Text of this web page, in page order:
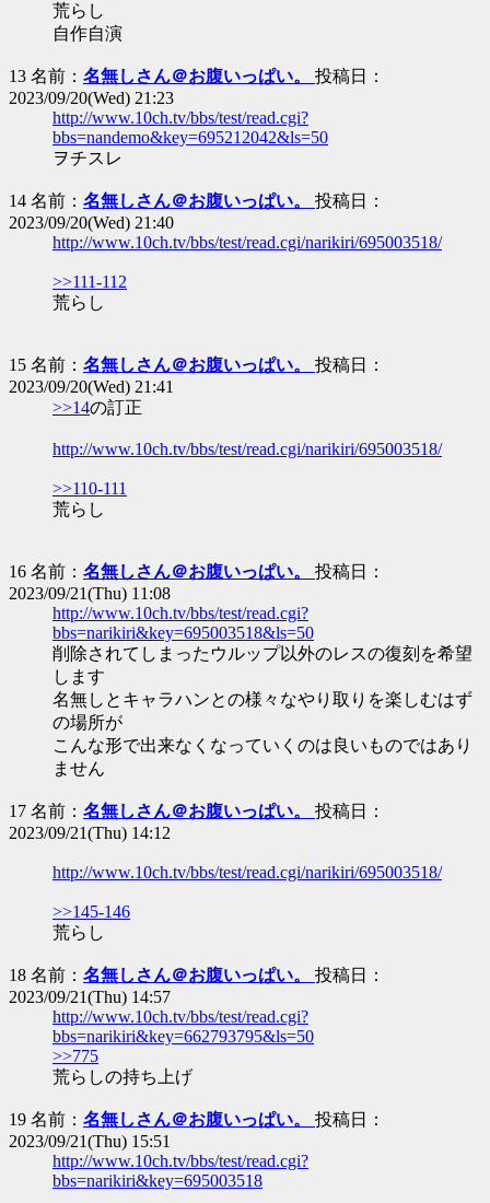
荒らし
自作自演
13 名前： 名無しさん＠お腹いっぱい。 投稿日：
2023/09/20(Wed) 21:23
http://www.10ch.tv/bbs/test/read.cgi?
bbs=nandemo&key=695212042&ls=50
ヲチスレ
14 名前： 名無しさん＠お腹いっぱい。 投稿日：
2023/09/20(Wed) 21:40
http://www.10ch.tv/bbs/test/read.cgi/narikiri/695003518/
>>111-112
荒らし
15 名前： 名無しさん＠お腹いっぱい。 投稿日：
2023/09/20(Wed) 21:41
>>14の訂正
http://www.10ch.tv/bbs/test/read.cgi/narikiri/695003518/
>>110-111
荒らし
16 名前： 名無しさん＠お腹いっぱい。 投稿日：
2023/09/21(Thu) 11:08
http://www.10ch.tv/bbs/test/read.cgi?
bbs=narikiri&key=695003518&ls=50
削除されてしまったウルップ以外のレスの復刻を希望
します
名無しとキャラハンとの様々なやり取りを楽しむはず
の場所が
こんな形で出来なくなっていくのは良いものではあり
ません
17 名前： 名無しさん＠お腹いっぱい。 投稿日：
2023/09/21(Thu) 14:12
http://www.10ch.tv/bbs/test/read.cgi/narikiri/695003518/
>>145-146
荒らし
18 名前： 名無しさん＠お腹いっぱい。 投稿日：
2023/09/21(Thu) 14:57
http://www.10ch.tv/bbs/test/read.cgi?
bbs=narikiri&key=662793795&ls=50
>>775
荒らしの持ち上げ
19 名前： 名無しさん＠お腹いっぱい。 投稿日：
2023/09/21(Thu) 15:51
http://www.10ch.tv/bbs/test/read.cgi?
bbs=narikiri&key=695003518